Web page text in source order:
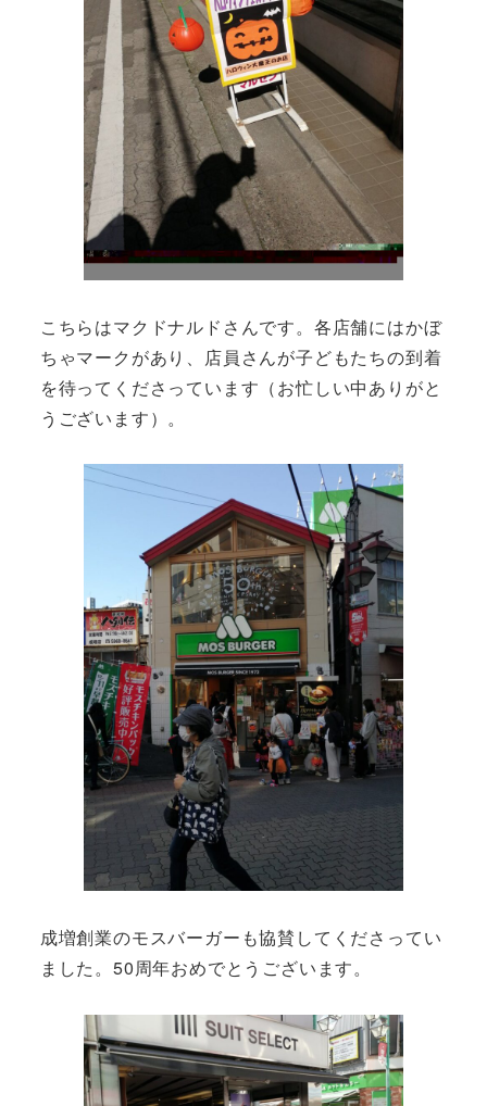
こちらはマクドナルドさんです。各店舗にはかぼ
ちゃマークがあり、店員さんが子どもたちの到着
を待ってくださっています（お忙しい中ありがと
うございます）。
成増創業のモスバーガーも協賛してくださってい
ました。50周年おめでとうございます。